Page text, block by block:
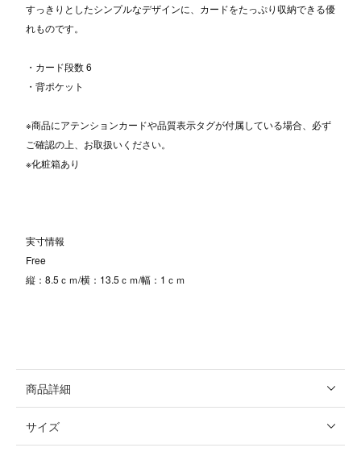
すっきりとしたシンプルなデザインに、カードをたっぷり収納できる優
れものです。
・カード段数 6
・背ポケット
※商品にアテンションカードや品質表示タグが付属している場合、必ず
ご確認の上、お取扱いください。
※化粧箱あり
実寸情報
Free
縦：8.5ｃｍ/横：13.5ｃｍ/幅：1ｃｍ
商品詳細
サイズ